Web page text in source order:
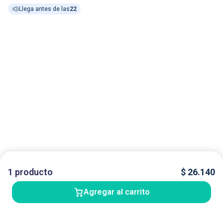
Llega antes de las22
1 producto $ 26.140
Agregar al carrito